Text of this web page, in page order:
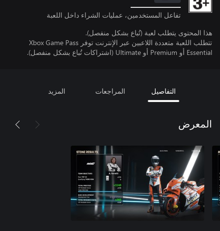
تفاعل المستخدمين، عمليات الشراء داخل اللعبة
هذا المحتوى يتطلب لعبة (تُباع بشكل منفصل).
تتطلب اللعبة متعددة اللاعبين عبر الإنترنت توفر Xbox Game Pass
Essential أو Premium أو Ultimate (اشتراكات تُباع بشكل منفصل).
التفاصيل المراجعات المزيد
المعرض